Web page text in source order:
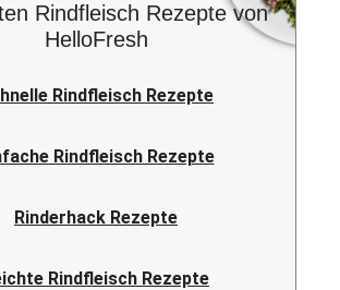
Rindfleisch Rezepte von
HelloFresh
Rindfleisch Rezepte
Rindfleisch Rezepte
Rinderhack Rezepte
Rindfleisch Rezepte